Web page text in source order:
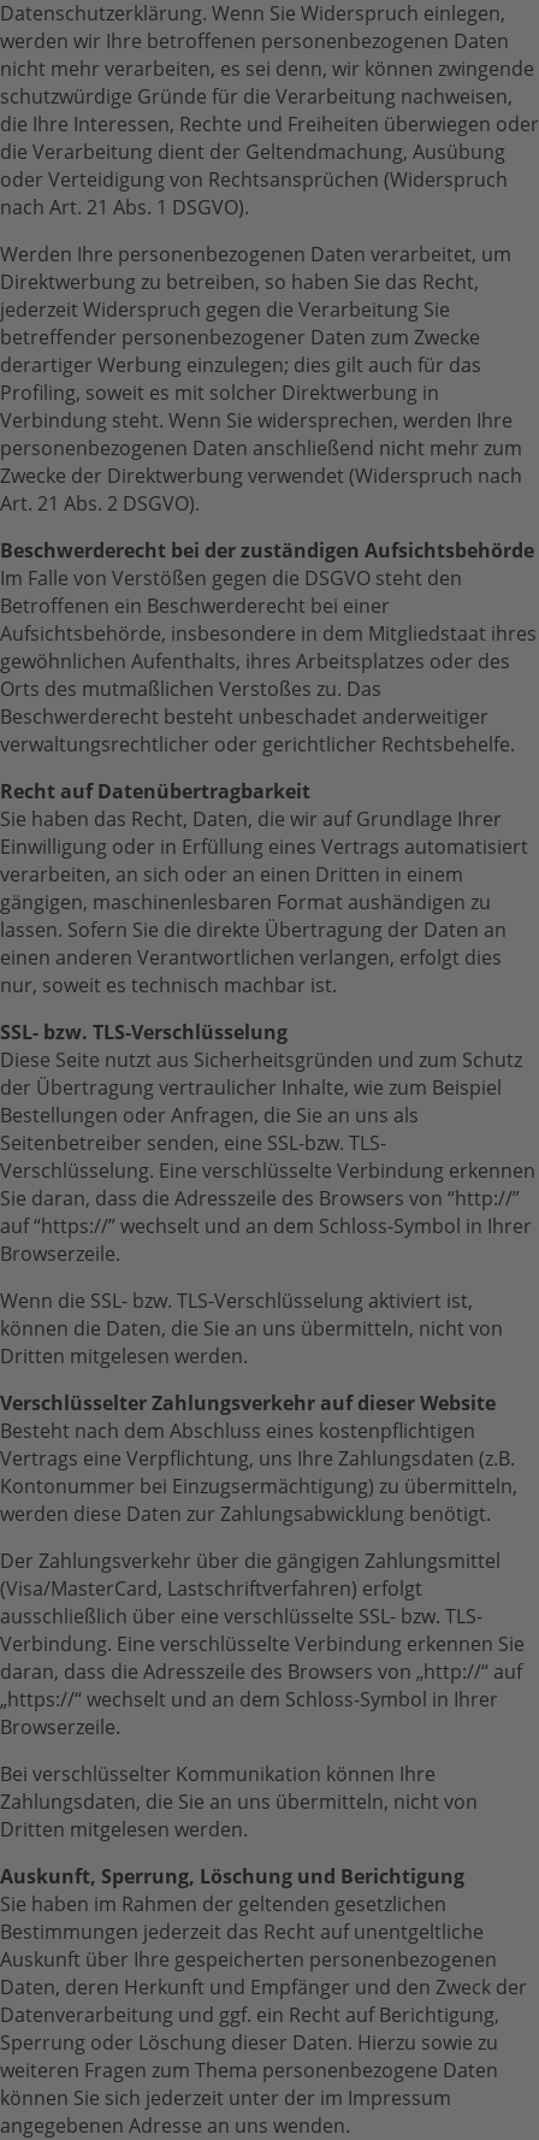
Datenschutzerklärung. Wenn Sie Widerspruch einlegen,
werden wir Ihre betroffenen personenbezogenen Daten
nicht mehr verarbeiten, es sei denn, wir können zwingende
schutzwürdige Gründe für die Verarbeitung nachweisen,
die Ihre Interessen, Rechte und Freiheiten überwiegen oder
die Verarbeitung dient der Geltendmachung, Ausübung
oder Verteidigung von Rechtsansprüchen (Widerspruch
nach Art. 21 Abs. 1 DSGVO).
Werden Ihre personenbezogenen Daten verarbeitet, um
Direktwerbung zu betreiben, so haben Sie das Recht,
jederzeit Widerspruch gegen die Verarbeitung Sie
betreffender personenbezogener Daten zum Zwecke
derartiger Werbung einzulegen; dies gilt auch für das
Profiling, soweit es mit solcher Direktwerbung in
Verbindung steht. Wenn Sie widersprechen, werden Ihre
personenbezogenen Daten anschließend nicht mehr zum
Zwecke der Direktwerbung verwendet (Widerspruch nach
Art. 21 Abs. 2 DSGVO).
Beschwerderecht bei der zuständigen Aufsichtsbehörde
Im Falle von Verstößen gegen die DSGVO steht den
Betroffenen ein Beschwerderecht bei einer
Aufsichtsbehörde, insbesondere in dem Mitgliedstaat ihres
gewöhnlichen Aufenthalts, ihres Arbeitsplatzes oder des
Orts des mutmaßlichen Verstoßes zu. Das
Beschwerderecht besteht unbeschadet anderweitiger
verwaltungsrechtlicher oder gerichtlicher Rechtsbehelfe.
Recht auf Datenübertragbarkeit
Sie haben das Recht, Daten, die wir auf Grundlage Ihrer
Einwilligung oder in Erfüllung eines Vertrags automatisiert
verarbeiten, an sich oder an einen Dritten in einem
gängigen, maschinenlesbaren Format aushändigen zu
lassen. Sofern Sie die direkte Übertragung der Daten an
einen anderen Verantwortlichen verlangen, erfolgt dies
nur, soweit es technisch machbar ist.
SSL- bzw. TLS-Verschlüsselung
Diese Seite nutzt aus Sicherheitsgründen und zum Schutz
der Übertragung vertraulicher Inhalte, wie zum Beispiel
Bestellungen oder Anfragen, die Sie an uns als
Seitenbetreiber senden, eine SSL-bzw. TLS-
Verschlüsselung. Eine verschlüsselte Verbindung erkennen
Sie daran, dass die Adresszeile des Browsers von “http://”
auf “https://” wechselt und an dem Schloss-Symbol in Ihrer
Browserzeile.
Wenn die SSL- bzw. TLS-Verschlüsselung aktiviert ist,
können die Daten, die Sie an uns übermitteln, nicht von
Dritten mitgelesen werden.
Verschlüsselter Zahlungsverkehr auf dieser Website
Besteht nach dem Abschluss eines kostenpflichtigen
Vertrags eine Verpflichtung, uns Ihre Zahlungsdaten (z.B.
Kontonummer bei Einzugsermächtigung) zu übermitteln,
werden diese Daten zur Zahlungsabwicklung benötigt.
Der Zahlungsverkehr über die gängigen Zahlungsmittel
(Visa/MasterCard, Lastschriftverfahren) erfolgt
ausschließlich über eine verschlüsselte SSL- bzw. TLS-
Verbindung. Eine verschlüsselte Verbindung erkennen Sie
daran, dass die Adresszeile des Browsers von „http://“ auf
„https://“ wechselt und an dem Schloss-Symbol in Ihrer
Browserzeile.
Bei verschlüsselter Kommunikation können Ihre
Zahlungsdaten, die Sie an uns übermitteln, nicht von
Dritten mitgelesen werden.
Auskunft, Sperrung, Löschung und Berichtigung
Sie haben im Rahmen der geltenden gesetzlichen
Bestimmungen jederzeit das Recht auf unentgeltliche
Auskunft über Ihre gespeicherten personenbezogenen
Daten, deren Herkunft und Empfänger und den Zweck der
Datenverarbeitung und ggf. ein Recht auf Berichtigung,
Sperrung oder Löschung dieser Daten. Hierzu sowie zu
weiteren Fragen zum Thema personenbezogene Daten
können Sie sich jederzeit unter der im Impressum
angegebenen Adresse an uns wenden.